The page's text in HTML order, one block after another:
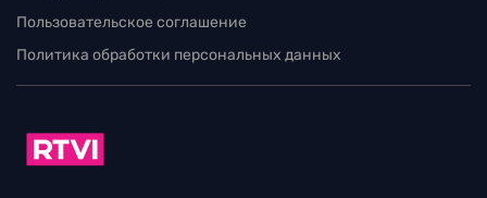
Пользовательское соглашение
Политика обработки персональных данных